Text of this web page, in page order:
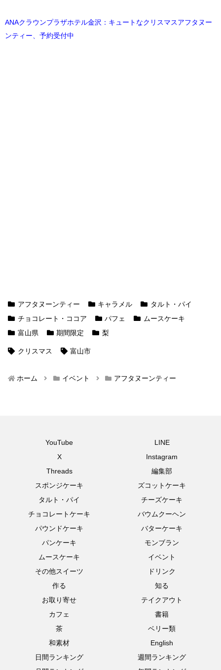
ANAクラウンプラザホテル金沢：キュートなクリスマスアフタヌー
ンティー、予約受付中
アフタヌーンティー キャラメル
タルト・パイ
チョコレート・ココア
パフェ
ムースケーキ
富山県
期間限定 梨
クリスマス 富山市
ホーム イベント アフタヌーンティー
YouTube
LINE
X
Instagram
Threads
編集部
スポンジケーキ
ズコットケーキ
タルト・パイ
チーズケーキ
チョコレートケーキ
バウムクーヘン
パウンドケーキ
バターケーキ
パンケーキ
モンブラン
ムースケーキ
イベント
その他スイーツ
ドリンク
作る
知る
お取り寄せ
テイクアウト
カフェ
書籍
茶
ベリー類
和素材
English
日間ランキング
週間ランキング